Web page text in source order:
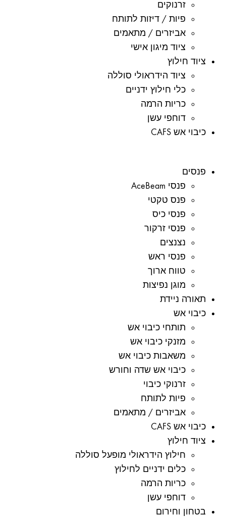
זרנוקים
פיות / דיזות לתותח
אביזרים / מתאמים
ציוד מיגון אישי
ציוד חילוץ
ציוד הידראולי סוללה
כלי חילוץ ידניים
כריות הרמה
דוחפי עשן
כיבוי אש CAFS
פנסים
פנסי AceBeam
פנס טקטי
פנסי כיס
פנסי זרקור
נצנצים
פנסי ראש
טווח ארוך
מוגן נפיצות
תאורה ניידת
כיבוי אש
תותחי כיבוי אש
מזנקי כיבוי אש
משאבות כיבוי אש
כיבוי אש שדה וחורש
זרנוקי כיבוי
פיות לתותח
אביזרים / מתאמים
כיבוי אש CAFS
ציוד חילוץ
חילוץ הידראולי מופעל סוללה
כלים ידניים לחילוץ
כריות הרמה
דוחפי עשן
בטחון וחירום